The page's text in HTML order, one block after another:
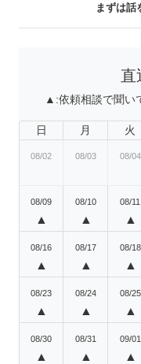
まずは話
直
▲:依頼相談で聞い
日 月 火
08/02 08/03 08/04
08/09
▲
08/10
▲
08/11
▲
08/16
▲
08/17
▲
08/18
▲
08/23
▲
08/24
▲
08/25
▲
08/30
▲
08/31
▲
09/01
▲